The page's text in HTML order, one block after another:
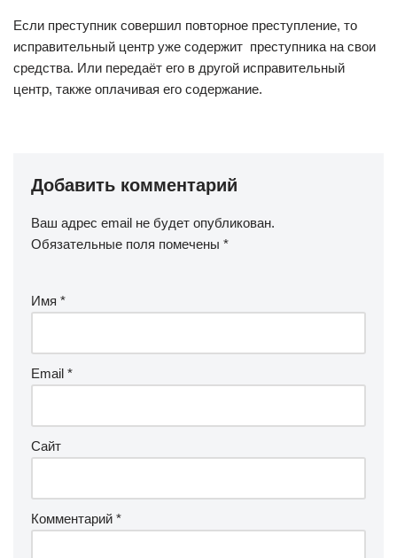
Если преступник совершил повторное преступление, то
исправительный центр уже содержит преступника на свои
средства. Или передаёт его в другой исправительный
центр, также оплачивая его содержание.
Добавить комментарий
Ваш адрес email не будет опубликован.
Обязательные поля помечены *
Имя *
Email *
Сайт
Комментарий *